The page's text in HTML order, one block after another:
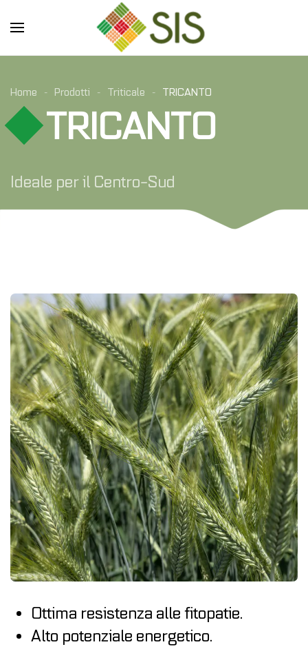
Skip to main content
Home Prodotti Triticale TRICANTO
TRICANTO
Ideale per il Centro-Sud
Ottima resistenza alle fitopatie.
Alto potenziale energetico.